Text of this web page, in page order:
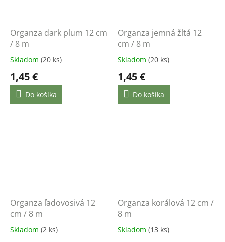
Organza dark plum 12 cm
/ 8 m
Skladom (20 ks)
1,45 €
Do košíka
Organza jemná žltá 12
cm / 8 m
Skladom (20 ks)
1,45 €
Do košíka
Organza ľadovosivá 12
cm / 8 m
Skladom (2 ks)
Organza korálová 12 cm /
8 m
Skladom (13 ks)